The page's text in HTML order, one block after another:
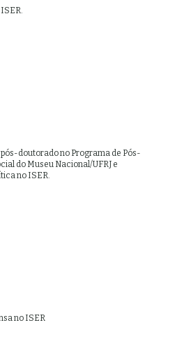
doutorado no Programa de Pós-
do Museu Nacional/UFRJ e
no ISER.
no ISER